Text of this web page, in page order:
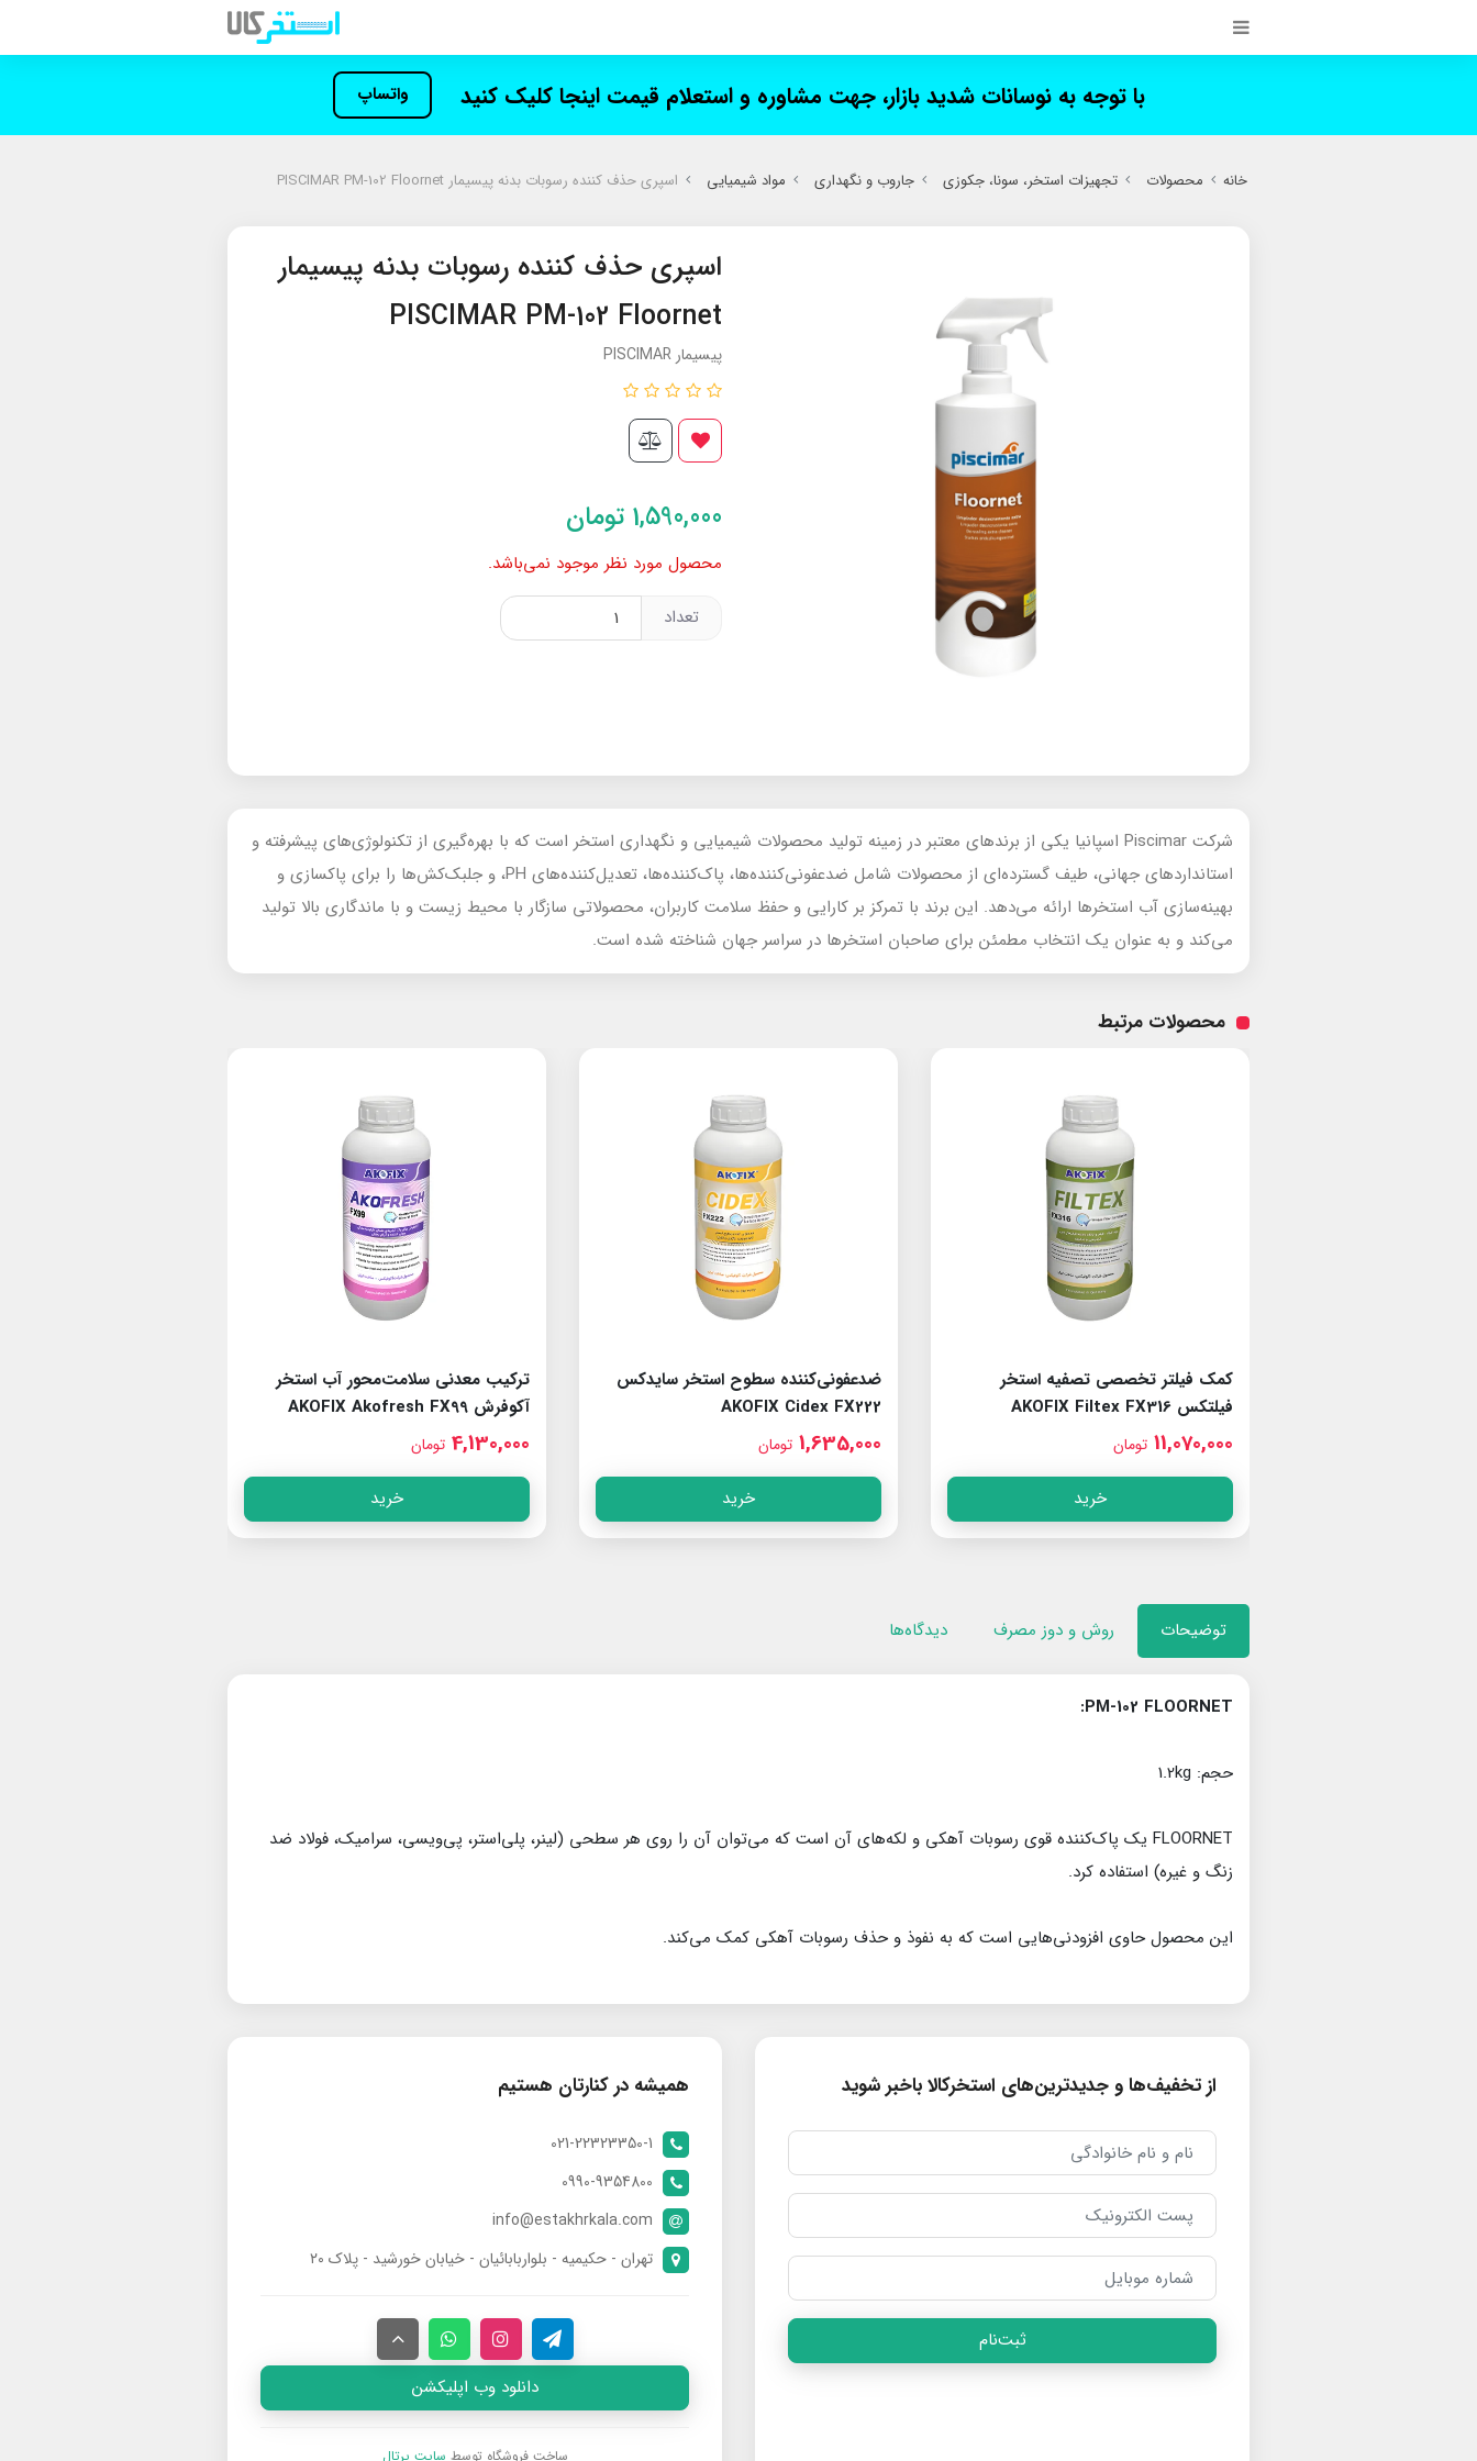
با توجه به نوسانات شدید بازار، جهت مشاوره و استعلام قیمت اینجا کلیک کنید واتساپ
خانه محصولات تجهیزات استخر، سونا، جکوزی جاروب و نگهداری مواد شیمیایی اسپری حذف کننده رسوبات بدنه پیسیمار PISCIMAR PM-102 Floornet
اسپری حذف کننده رسوبات بدنه پیسیمار
PISCIMAR PM-102 Floornet
پیسیمار PISCIMAR
1,590,000 تومان
محصول مورد نظر موجود نمی‌باشد.
تعداد
شرکت Piscimar اسپانیا یکی از برندهای معتبر در زمینه تولید محصولات شیمیایی و نگهداری استخر است که با بهره‌گیری از تکنولوژی‌های پیشرفته و
استانداردهای جهانی، طیف گسترده‌ای از محصولات شامل ضدعفونی‌کننده‌ها، پاک‌کننده‌ها، تعدیل‌کننده‌های PH، و جلبک‌کش‌ها را برای پاکسازی و
بهینه‌سازی آب استخرها ارائه می‌دهد. این برند با تمرکز بر کارایی و حفظ سلامت کاربران، محصولاتی سازگار با محیط زیست و با ماندگاری بالا تولید
می‌کند و به عنوان یک انتخاب مطمئن برای صاحبان استخرها در سراسر جهان شناخته شده است.
محصولات مرتبط
کمک‌ فیلتر تخصصی تصفیه استخر
فیلتکس AKOFIX Filtex FX316
11,070,000 تومان
خرید
ضدعفونی‌کننده سطوح استخر سایدکس
AKOFIX Cidex FX222
1,635,000 تومان
خرید
ترکیب معدنی سلامت‌محور آب استخر
آکوفرش AKOFIX Akofresh FX99
4,130,000 تومان
خرید
توضیحات روش و دوز مصرف دیدگاه‌ها
PM-102 FLOORNET:
حجم: 1.2kg
FLOORNET یک پاک‌کننده قوی رسوبات آهکی و لکه‌های آن است که می‌توان آن را روی هر سطحی (لینر، پلی‌استر، پی‌ویسی، سرامیک، فولاد ضد
زنگ و غیره) استفاده کرد.
این محصول حاوی افزودنی‌هایی است که به نفوذ و حذف رسوبات آهکی کمک می‌کند.
از تخفیف‌ها و جدیدترین‌های استخرکالا باخبر شوید
ثبت‌نام
همیشه در کنارتان هستیم
021-22323350-1
0990-9354800
info@estakhrkala.com
تهران - حکیمیه - بلواربابائیان - خیابان خورشید - پلاک ۲۰
دانلود وب اپلیکشن
ساخت فروشگاه توسط سایت پرتال